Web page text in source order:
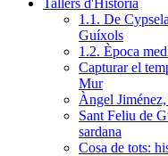
Tallers d'Història
1.1. De
Guíxols
1.2. Època
Capturar el
Mur
Àngel
Sant Feliu de
sardana
Cosa de tots: